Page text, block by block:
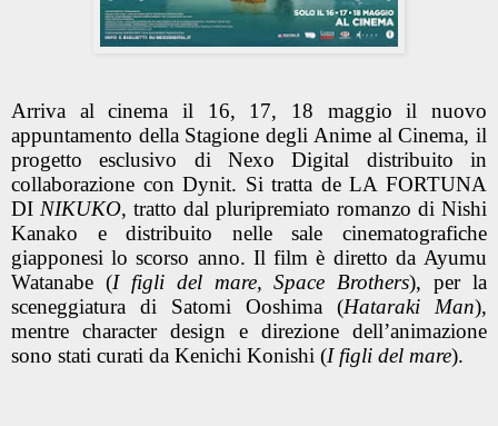
Arriva al cinema il 16, 17, 18 maggio il nuovo
appuntamento della Stagione degli Anime al Cinema, il
progetto esclusivo di Nexo Digital distribuito in
collaborazione conDynit. Si tratta deLA FORTUNA
DI NIKUKO, tratto dal pluripremiato romanzo di Nishi
Kanako e distribuito nelle sale cinematografiche
giapponesi lo scorso anno. Il film è diretto da Ayumu
Watanabe (I figli del mare, Space Brothers), per la
sceneggiatura di Satomi Ooshima (Hataraki Man),
mentre character design e direzione dell’animazione
sono stati curati da Kenichi Konishi (I figli del mare).